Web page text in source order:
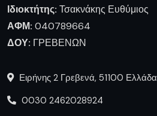
Ιδιοκτήτης: Τσακνάκης Ευθύμιος
ΑΦΜ: 040789664
ΔΟΥ: ΓΡΕΒΕΝΩΝ
Ειρήνης 2 Γρεβενά, 51100 Ελλάδα
0030 2462028924